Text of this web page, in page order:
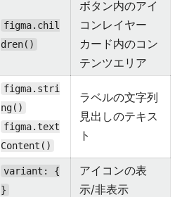
figma.chil
dren()
ボタン内のアイ
コンレイヤー
カード内のコン
テンツエリア
figma.stri
ng()
figma.text
Content()
ラベルの文字列
見出しのテキス
ト
variant: {
}
アイコンの表
示/非表示